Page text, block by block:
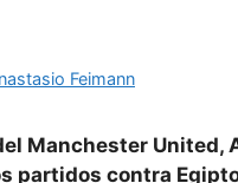
Feimann
Manchester United,
partidos contra